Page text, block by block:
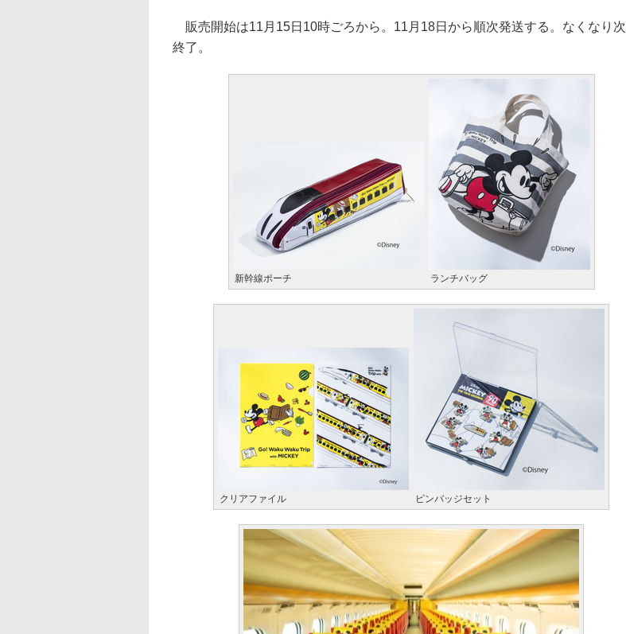
販売開始は11月15日10時ごろから。11月18日から順次発送する。なくなり
終了。
新幹線ポーチ ランチバッグ
クリアファイル ピンバッジセット